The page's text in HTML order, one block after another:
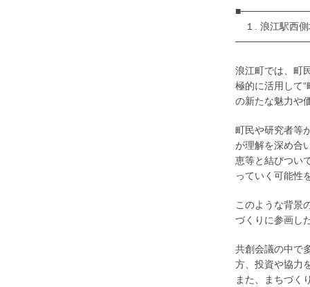
１. 浪江駅西側
浪江町では、町
極的に活用して
の新たな魅力や
町民や研究者等
が理解を深め合
恵等と結びつい
っていく可能性
このような背景
づくりに参画し
共創会議の中で
方、投資や協
また、まちづく